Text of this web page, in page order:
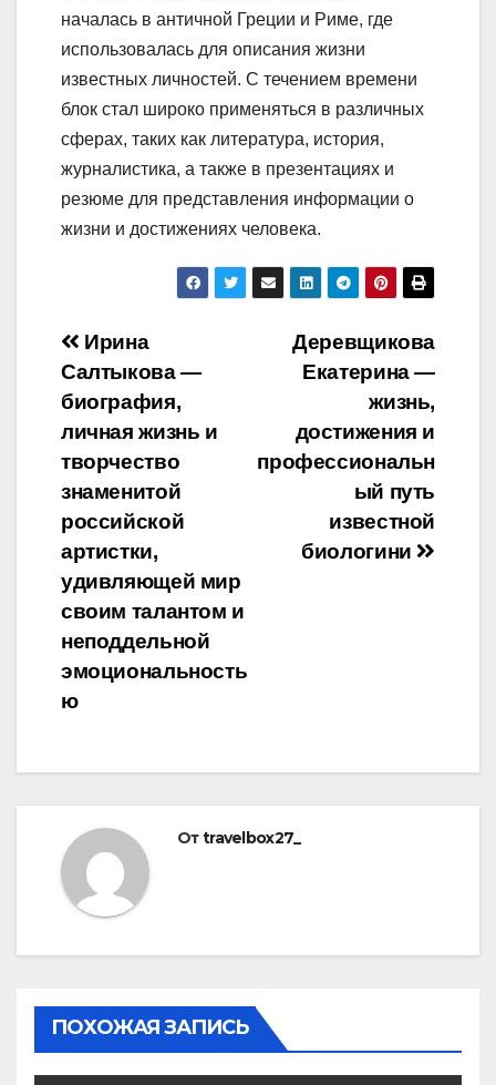
началась в античной Греции и Риме, где
использовалась для описания жизни
известных личностей. С течением времени
блок стал широко применяться в различных
сферах, таких как литература, история,
журналистика, а также в презентациях и
резюме для представления информации о
жизни и достижениях человека.
Навигация
по
записям
Деревщикова
Екатерина —
жизнь,
достижения и
профессиональн
ый путь
известной
биологини
Ирина
Салтыкова —
биография,
личная жизнь и
творчество
знаменитой
российской
артистки,
удивляющей мир
своим талантом и
неподдельной
эмоциональность
ю
Отtravelbox27_
ПОХОЖАЯ ЗАПИСЬ